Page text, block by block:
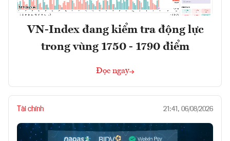
VN-Index đang kiểm tra động lực
trong vùng 1750 - 1790 điểm
Đọc ngay
Tài chính 21:41, 06/08/2026